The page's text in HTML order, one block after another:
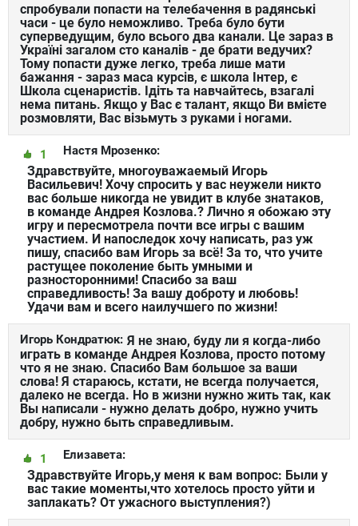
спробували попасти на телебачення в радянські
часи - це було неможливо. Треба було бути
суперведущим, було всього два канали. Це зараз в
Україні загалом сто каналів - де брати ведучих?
Тому попасти дуже легко, треба лише мати
бажання - зараз маса курсів, є школа Інтер, є
Школа сценаристів. Ідіть та навчайтесь, взагалі
нема питань. Якщо у Вас є талант, якщо Ви вмієте
розмовляти, Вас візьмуть з руками і ногами.
Настя Мрозенко:
1
Здравствуйте, многоуважаемый Игорь
Васильевич! Хочу спросить у вас неужели никто
вас больше никогда не увидит в клубе знатаков,
в команде Андрея Козлова.? Лично я обожаю эту
игру и пересмотрела почти все игры с вашим
участием. И напоследок хочу написать, раз уж
пишу, спасибо вам Игорь за всё! За то, что учите
растущее поколение быть умными и
разносторонними! Спасибо за ваш
справедливость! За вашу доброту и любовь!
Удачи вам и всего наилучшего по жизни!
Игорь Кондратюк: Я не знаю, буду ли я когда-либо
играть в команде Андрея Козлова, просто потому
что я не знаю. Спасибо Вам большое за ваши
слова! Я стараюсь, кстати, не всегда получается,
далеко не всегда. Но в жизни нужно жить так, как
Вы написали - нужно делать добро, нужно учить
добру, нужно быть справедливым.
Елизавета:
1
Здравствуйте Игорь,у меня к вам вопрос: Были у
вас такие моменты,что хотелось просто уйти и
заплакать? От ужасного выступления?)